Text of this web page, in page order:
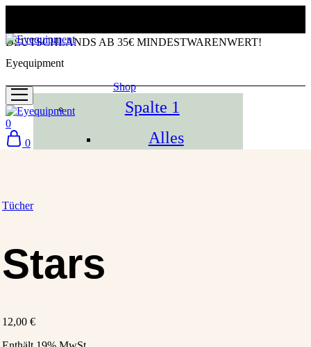
DEUTSCHLANDS AB 35€ MINDESTWARENWERT!
Eyequipment
Shop
Spalte 1
Alles
0
0
Tücher
Stars
12,00 €